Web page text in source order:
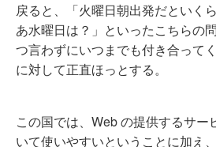
戻ると、「火曜日朝出発だといく
あ水曜日は？」といったこちらの
つ言わずにいつまでも付き合って
に対して正直ほっとする。
この国では、Web の提供するサー
いて使いやすいということに加え